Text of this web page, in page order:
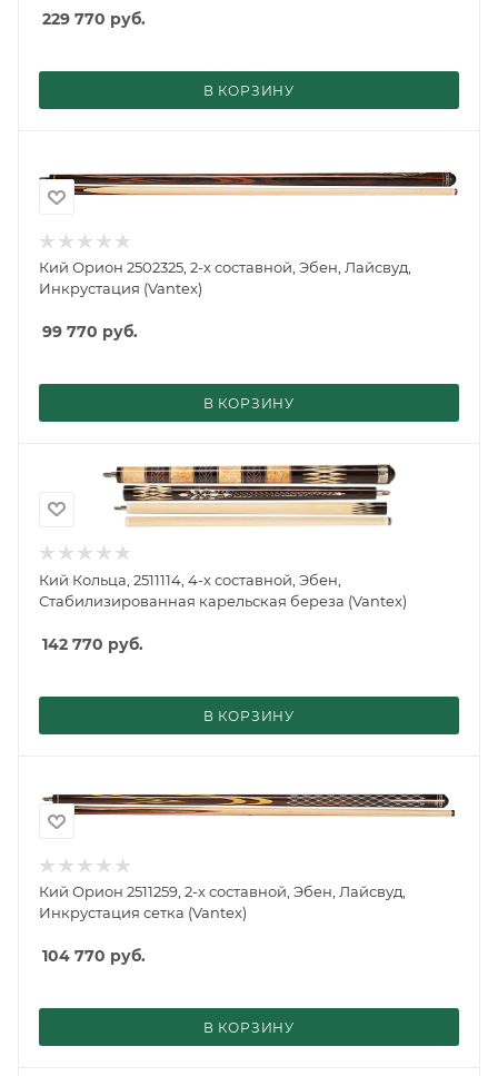
229 770 руб.
В КОРЗИНУ
Кий Орион 2502325, 2-х составной, Эбен, Лайсвуд,
Инкрустация (Vantex)
99 770 руб.
В КОРЗИНУ
Кий Кольца, 2511114, 4-х составной, Эбен,
Стабилизированная карельская береза (Vantex)
142 770 руб.
В КОРЗИНУ
Кий Орион 2511259, 2-х составной, Эбен, Лайсвуд,
Инкрустация сетка (Vantex)
104 770 руб.
В КОРЗИНУ